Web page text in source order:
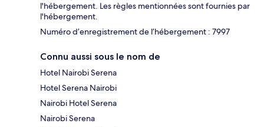
l'hébergement. Les règles mentionnées sont fournies par
l'hébergement.
Numéro d’enregistrement de l’hébergement : 7997
Connu aussi sous le nom de
Hotel Nairobi Serena
Hotel Serena Nairobi
Nairobi Hotel Serena
Nairobi Serena